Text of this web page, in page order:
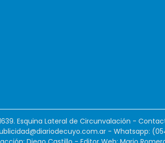
Esquina Lateral de Circunvalación -
- Whatsapp: